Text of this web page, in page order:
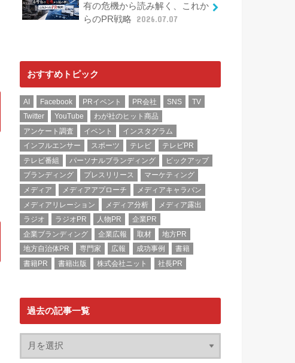
有の危機から読み解く、これか
らのPR戦略
2026.07.07
おすすめトピック
AI Facebook PRイベント PR会社 SNS
TV
Twitter
YouTube
わが社のヒット商品
アンケート調査
イベント
インスタグラム
インフルエンサー
スポーツ テレビ
テレビPR
テレビ番組
パーソナルブランディング
ピックアップ
ブランディング
プレスリリース
マーケティング
メディア
メディアアプローチ
メディアキャラバン
メディアリレーション
メディア分析
メディア露出
ラジオ
ラジオPR 人物PR
企業PR
企業ブランディング
企業広報 取材
地方PR
地方自治体PR
専門家 広報 成功事例
書籍
書籍PR
書籍出版 株式会社ニット 社長PR
過去の記事一覧